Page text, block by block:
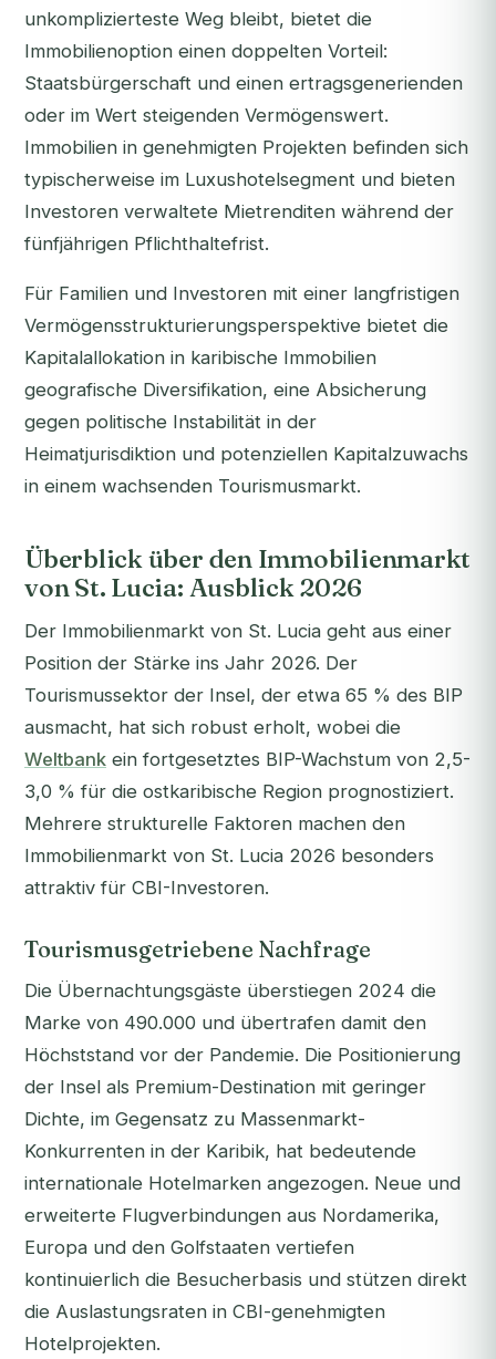
unkomplizierteste Weg bleibt, bietet die
Immobilienoption einen doppelten Vorteil:
Staatsbürgerschaft und einen ertragsgenerienden
oder im Wert steigenden Vermögenswert.
Immobilien in genehmigten Projekten befinden sich
typischerweise im Luxushotelsegment und bieten
Investoren verwaltete Mietrenditen während der
fünfjährigen Pflichthaltefrist.
Für Familien und Investoren mit einer langfristigen
Vermögensstrukturierungsperspektive bietet die
Kapitalallokation in karibische Immobilien
geografische Diversifikation, eine Absicherung
gegen politische Instabilität in der
Heimatjurisdiktion und potenziellen Kapitalzuwachs
in einem wachsenden Tourismusmarkt.
Überblick über den Immobilienmarkt
von St. Lucia: Ausblick 2026
Der Immobilienmarkt von St. Lucia geht aus einer
Position der Stärke ins Jahr 2026. Der
Tourismussektor der Insel, der etwa 65 % des BIP
ausmacht, hat sich robust erholt, wobei die
Weltbank ein fortgesetztes BIP-Wachstum von 2,5-
3,0 % für die ostkaribische Region prognostiziert.
Mehrere strukturelle Faktoren machen den
Immobilienmarkt von St. Lucia 2026 besonders
attraktiv für CBI-Investoren.
Tourismusgetriebene Nachfrage
Die Übernachtungsgäste überstiegen 2024 die
Marke von 490.000 und übertrafen damit den
Höchststand vor der Pandemie. Die Positionierung
der Insel als Premium-Destination mit geringer
Dichte, im Gegensatz zu Massenmarkt-
Konkurrenten in der Karibik, hat bedeutende
internationale Hotelmarken angezogen. Neue und
erweiterte Flugverbindungen aus Nordamerika,
Europa und den Golfstaaten vertiefen
kontinuierlich die Besucherbasis und stützen direkt
die Auslastungsraten in CBI-genehmigten
Hotelprojekten.